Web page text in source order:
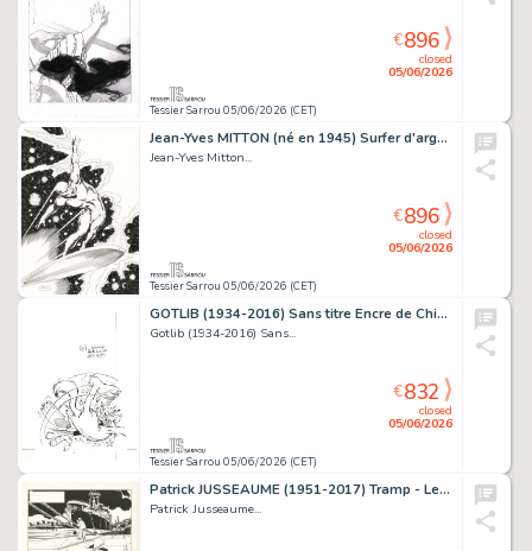
Tessier Sarrou 05/06/2026 (CET)
closed
05/06/2026
€896
Jean-Yves MITTON (né en 1945) Surfer d'argent Encre...
Jean-Yves Mitton...
Tessier Sarrou 05/06/2026 (CET)
closed
05/06/2026
€896
GOTLIB (1934-2016) Sans titre Encre de Chine sur papier....
Gotlib (1934-2016) Sans...
Tessier Sarrou 05/06/2026 (CET)
closed
05/06/2026
€832
Patrick JUSSEAUME (1951-2017) Tramp - Le cargo maudit Encre...
Patrick Jusseaume...